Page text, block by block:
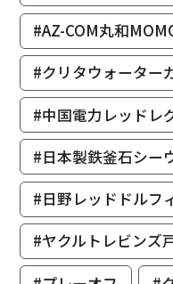
#AZ-COM丸和
#クリタウォーター
#中国電力レッドレ
#日本製鉄釜石シー
#日野レッドドルフ
#ヤクルトレビンズ